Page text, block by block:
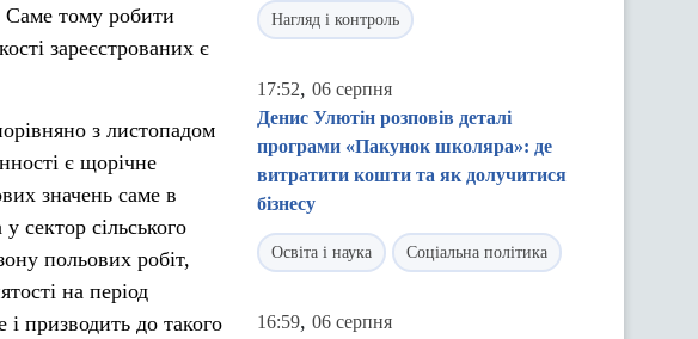
Саме тому робити
зареєстрованих є
з листопадом
є щорічне
значень саме в
сектор сільського
польових робіт,
на період
призводить до такого
Нагляд і контроль
17:52, 06 серпня
Денис Улютін розповів деталі
програми «Пакунок школяра»: де
витратити кошти та як долучитися
бізнесу
Освіта і наука Соціальна політика
16:59, 06 серпня